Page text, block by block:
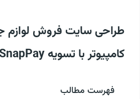
طراحی سایت فروش لوازم
کامپیوتر با تسویه SnapPay
فهرست مطالب